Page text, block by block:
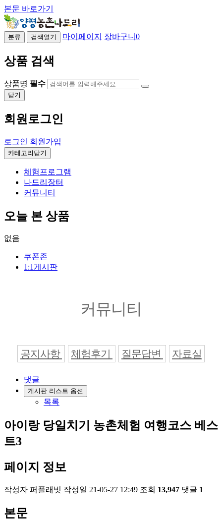
본문 바로가기
분류 검색열기 마이페이지 장바구니 0
상품 검색
상품명 필수
닫기
회원로그인
로그인 회원가입
카테고리닫기
체험프로그램
나드리장터
커뮤니티
오늘 본 상품
없음
쿠폰존
1:1게시판
커뮤니티
공지사항 체험후기 질문답변 자료실
댓글
게시판 리스트 옵션
목록
아이랑 당일치기 농촌체험 여행코스 베스
트3
페이지 정보
작성자 퍼플래빗 작성일 21-05-27 12:49 조회 13,947 댓글 1
본문